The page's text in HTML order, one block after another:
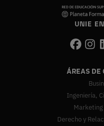
UNIE
ÁREAS DE
Ingeniería,
Marketing
Derecho y